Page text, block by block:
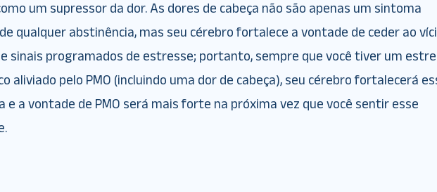
um supressor da dor. As dores de cabeça não são apenas um sintoma
qualquer abstinência, mas seu cérebro fortalece a vontade de ceder ao
sinais programados de estresse; portanto, sempre que você tiver um
aliviado pelo PMO (incluindo uma dor de cabeça), seu cérebro fortalecerá
e a vontade de PMO será mais forte na próxima vez que você sentir esse